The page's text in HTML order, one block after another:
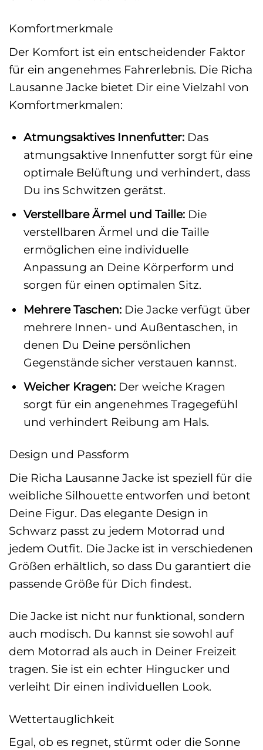
Komfortmerkmale
Der Komfort ist ein entscheidender Faktor
für ein angenehmes Fahrerlebnis. Die Richa
Lausanne Jacke bietet Dir eine Vielzahl von
Komfortmerkmalen:
Atmungsaktives Innenfutter:Das
atmungsaktive Innenfutter sorgt für eine
optimale Belüftung und verhindert, dass
Du ins Schwitzen gerätst.
Verstellbare Ärmel und Taille:Die
verstellbaren Ärmel und die Taille
ermöglichen eine individuelle
Anpassung an Deine Körperform und
sorgen für einen optimalen Sitz.
Mehrere Taschen:Die Jacke verfügt über
mehrere Innen- und Außentaschen, in
denen Du Deine persönlichen
Gegenstände sicher verstauen kannst.
Weicher Kragen:Der weiche Kragen
sorgt für ein angenehmes Tragegefühl
und verhindert Reibung am Hals.
Design und Passform
Die Richa Lausanne Jacke ist speziell für die
weibliche Silhouette entworfen und betont
Deine Figur. Das elegante Design in
Schwarz passt zu jedem Motorrad und
jedem Outfit. Die Jacke ist in verschiedenen
Größen erhältlich, so dass Du garantiert die
passende Größe für Dich findest.
Die Jacke ist nicht nur funktional, sondern
auch modisch. Du kannst sie sowohl auf
dem Motorrad als auch in Deiner Freizeit
tragen. Sie ist ein echter Hingucker und
verleiht Dir einen individuellen Look.
Wettertauglichkeit
Egal, ob es regnet, stürmt oder die Sonne